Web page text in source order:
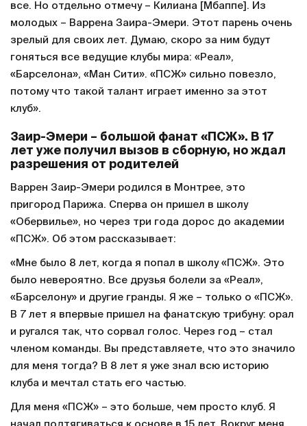
все. Но отдельно отмечу – Килиана [Мбаппе]. Из
молодых – Варрена Заира-Эмери. Этот парень очень
зрелый для своих лет. Думаю, скоро за ним будут
гоняться все ведущие клубы мира: «Реал»,
«Барселона», «Ман Сити». «ПСЖ» сильно повезло,
потому что такой талант играет именно за этот
клуб».
Заир-Эмери – большой фанат «ПСЖ». В 17
лет уже получил вызов в сборную, но ждал
разрешения от родителей
Варрен Заир-Эмери родился в Монтрее, это
пригород Парижа. Сперва он пришел в школу
«Обервилье», но через три года дорос до академии
«ПСЖ». Об этом рассказывает:
«Мне было 8 лет, когда я попал в школу «ПСЖ». Это
было невероятно. Все друзья болели за «Реал»,
«Барселону» и другие гранды. Я же – только о «ПСЖ».
В 7 лет я впервые пришел на фанатскую трибуну: орал
и ругался так, что сорвал голос. Через год – стал
членом команды. Вы представляете, что это значило
для меня тогда? В 8 лет я уже знал всю историю
клуба и мечтал стать его частью.
Для меня «ПСЖ» – это больше, чем просто клуб. Я